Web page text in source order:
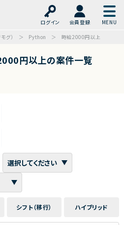
ログイン
会員登録
グ）
Python 時給2000円以上
円以上の案件一覧
シフト（移行） ハイブリッド